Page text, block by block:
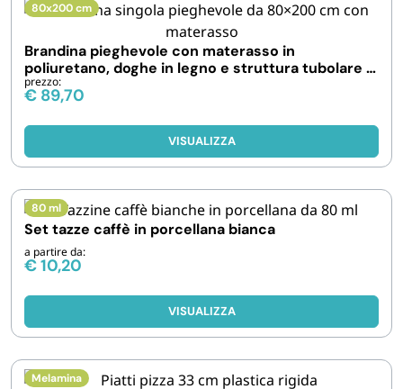
FORNITURE SETTORE HO.RE.CA
BIODEGRADABILE
80x200 cm
Brandina pieghevole con materasso in
poliuretano, doghe in legno e struttura tubolare in
metallo
prezzo:
€ 89,70
VISUALIZZA
80 ml
Set tazze caffè in porcellana bianca
a partire da:
€10,20
VISUALIZZA
Melamina